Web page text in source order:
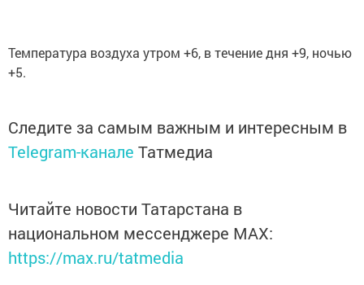
Температура воздуха утром +6, в течение дня +9, ночью
+5.
Следите за самым важным и интересным в
Telegram-канале Татмедиа
Читайте новости Татарстана в
национальном мессенджере MАХ:
https://max.ru/tatmedia